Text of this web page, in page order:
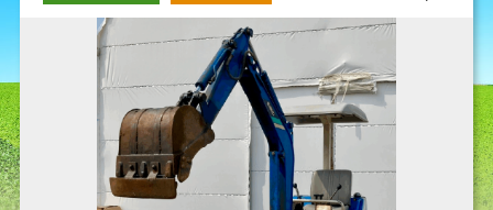
販売中の農機具
よく頂く質問
お問い合わせ